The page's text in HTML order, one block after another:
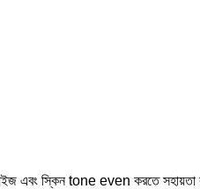
স্কিন tone even করতে